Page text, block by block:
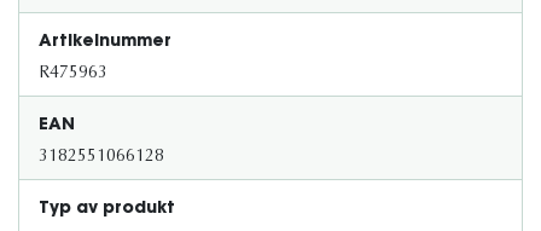
Artikelnummer
R475963
EAN
3182551066128
Typ av produkt